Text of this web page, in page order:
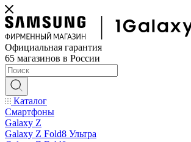
Официальная гарантия
65 магазинов в России
Каталог
Смартфоны
Galaxy Z
Galaxy Z Fold8 Ультра